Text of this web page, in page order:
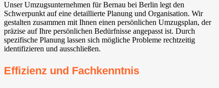
Unser Umzugsunternehmen für Bernau bei Berlin legt den
Schwerpunkt auf eine detaillierte Planung und Organisation. Wir
gestalten zusammen mit Ihnen einen persönlichen Umzugsplan, der
präzise auf Ihre persönlichen Bedürfnisse angepasst ist. Durch
spezifische Planung lassen sich mögliche Probleme rechtzeitig
identifizieren und ausschließen.
Effizienz und Fachkenntnis